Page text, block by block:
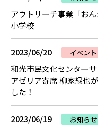
アウトリーチ事業「お
小学校
2023/06/20 イベント
和光市民文化センター
アゼリア寄席 柳家緑也
した！
2023/06/19 お知らせ